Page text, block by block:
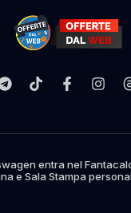
entra nel
e Sala Stampa